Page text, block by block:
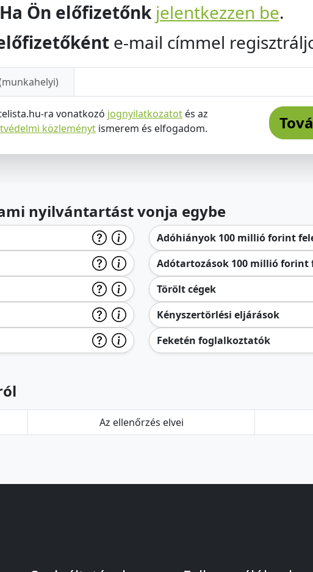
Ha Ön előfizetőnk jelentkezzen be.
e-mail címmel
ra vonatkozó jognyilatkozatotés az
közleménytismerem és elfogadom.
nyilvántartást vonja egybe
Adóhiányok 100 millió forint
Adótartozások 100 millió forint
Törölt cégek
Kényszertörlési eljárások
Feketén foglalkoztatók
Az ellenőrzés elvei